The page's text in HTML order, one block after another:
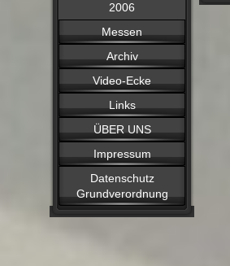
2006
Messen
Archiv
Video-Ecke
Links
ÜBER UNS
Impressum
Datenschutz
Grundverordnung